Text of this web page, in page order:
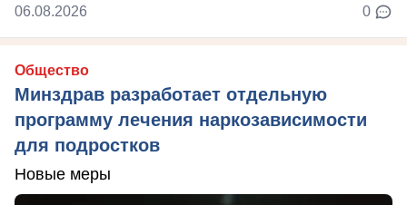
06.08.2026 0
Общество
Минздрав разработает отдельную
программу лечения наркозависимости
для подростков
Новые меры